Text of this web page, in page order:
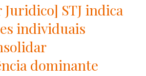
STJ indica
individuais
dominante